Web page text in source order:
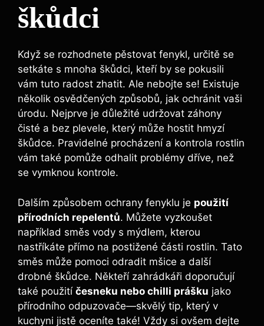
škůdci
Když se rozhodnete pěstovat fenykl, určitě se
setkáte s mnoha škůdci, kteří by se pokusili
vám tuto radost zhatit. Ale nebojte se! Existuje
několik osvědčených způsobů, jak ochránit vaši
úrodu. Nejprve je důležité udržovat záhony
čisté a bez plevele, který může hostit hmyzí
škůdce. Pravidelné procházení a kontrola rostlin
vám také pomůže odhalit problémy dříve, než
se vymknou kontrole.
Dalším způsobem ochrany fenyklu je použití
přírodních repelentů. Můžete vyzkoušet
například směs vody s mýdlem, kterou
nastříkáte přímo na postižené části rostlin. Tato
směs může pomoci odradit mšice a další
drobné škůdce. Někteří zahrádkáři doporučují
také použití česneku nebo chilli prášku jako
přírodního odpuzovače—skvělý tip, který v
kuchyni jistě oceníte také! Vždy si ovšem dejte